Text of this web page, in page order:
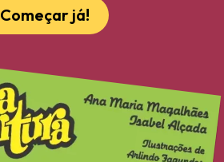
Começar já!